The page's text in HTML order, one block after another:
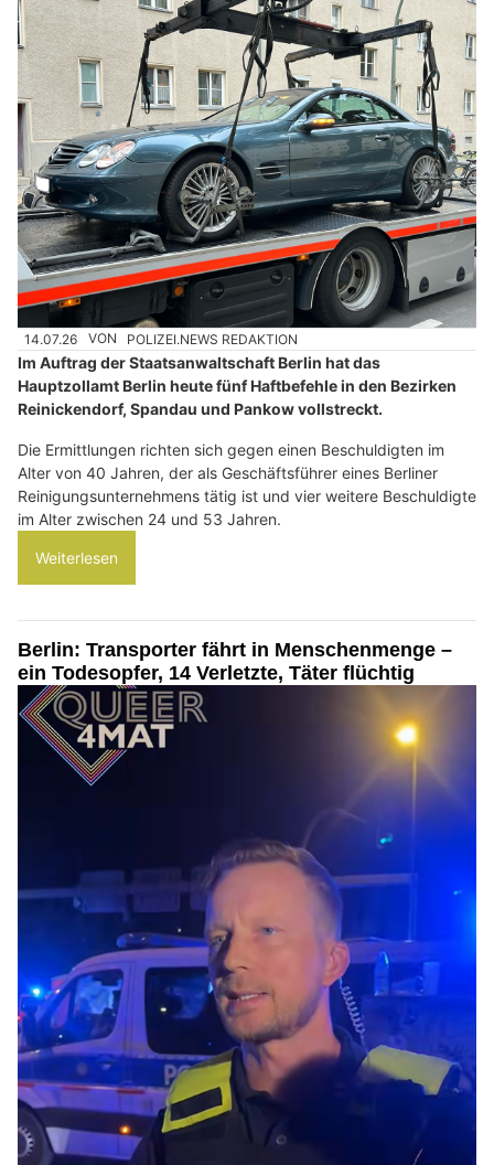
14.07.26 VON POLIZEI.NEWS REDAKTION
Im Auftrag der Staatsanwaltschaft Berlin hat das
Hauptzollamt Berlin heute fünf Haftbefehle in den Bezirken
Reinickendorf, Spandau und Pankow vollstreckt.
Die Ermittlungen richten sich gegen einen Beschuldigten im
Alter von 40 Jahren, der als Geschäftsführer eines Berliner
Reinigungsunternehmens tätig ist und vier weitere Beschuldigte
im Alter zwischen 24 und 53 Jahren.
Weiterlesen
Berlin: Transporter fährt in Menschenmenge –
ein Todesopfer, 14 Verletzte, Täter flüchtig